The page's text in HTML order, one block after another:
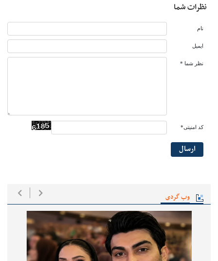
وب گردی
نظرات شما
نام
ایمیل
نظر شما *
کد امنیتی*
ارسال